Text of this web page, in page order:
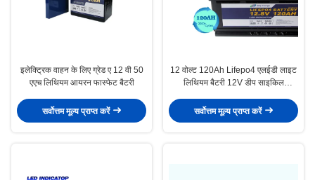
इलेक्ट्रिक वाहन के लिए ग्रेड ए 12 वी 50
एएच लिथियम आयरन फास्फेट बैटरी
सर्वोत्तम मूल्य प्राप्त करें
12 वोल्ट 120Ah Lifepo4 एलईडी लाइट
लिथियम बैटरी 12V डीप साइकिल
सर्वोत्तम मूल्य प्राप्त करें